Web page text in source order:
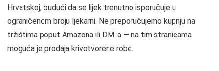
Hrvatskoj, budući da se lijek trenutno isporučuje u
ograničenom broju ljekarni. Ne preporučujemo kupnju na
tržištima poput Amazona ili DM-a — na tim stranicama
moguća je prodaja krivotvorene robe.